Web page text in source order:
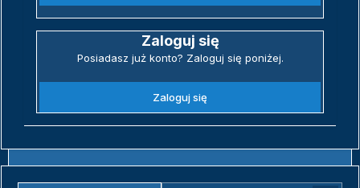
Zaloguj się
Posiadasz już konto? Zaloguj się poniżej.
Zaloguj się